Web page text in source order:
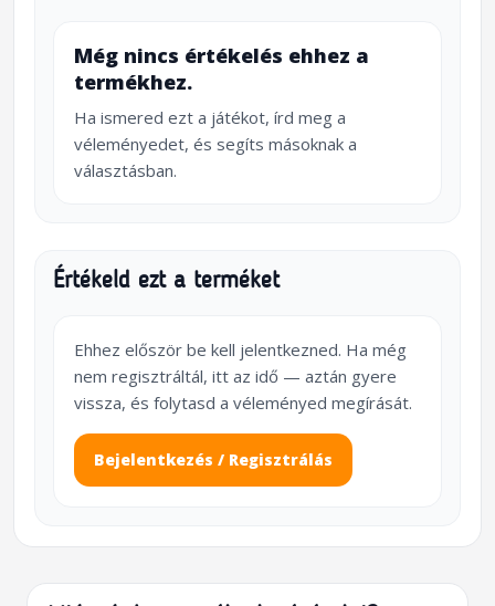
Még nincs értékelés ehhez a
termékhez.
Ha ismered ezt a játékot, írd meg a
véleményedet, és segíts másoknak a
választásban.
Értékeld ezt a terméket
Ehhez először be kell jelentkezned. Ha még
nem regisztráltál, itt az idő — aztán gyere
vissza, és folytasd a véleményed megírását.
Bejelentkezés / Regisztrálás